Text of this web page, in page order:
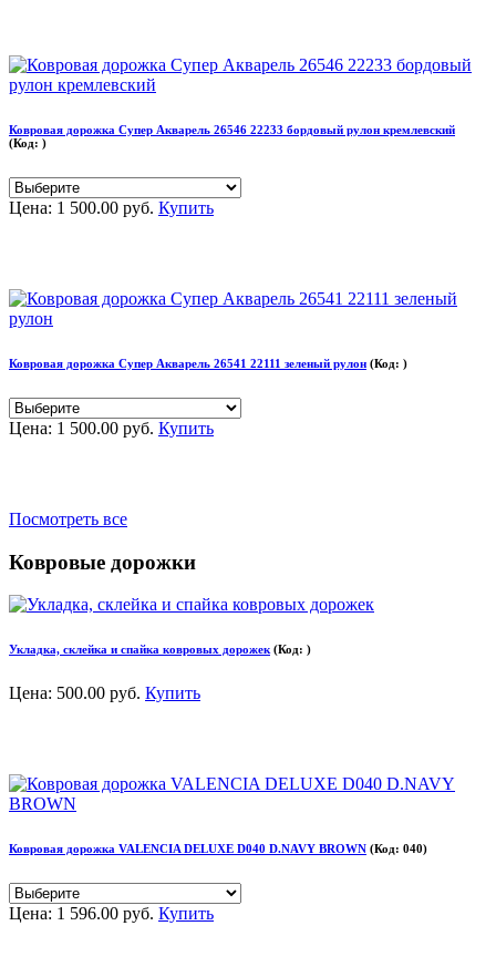
Ковровая дорожка Супер Акварель 26546 22233 бордовый рулон кремлевский
(Код: )
Цена: 1 500.00 руб. Купить
Ковровая дорожка Супер Акварель 26541 22111 зеленый рулон (Код: )
Цена: 1 500.00 руб. Купить
Посмотреть все
Ковровые дорожки
Укладка, склейка и спайка ковровых дорожек (Код: )
Цена: 500.00 руб. Купить
Ковровая дорожка VALENCIA DELUXE D040 D.NAVY BROWN (Код: 040)
Цена: 1 596.00 руб. Купить